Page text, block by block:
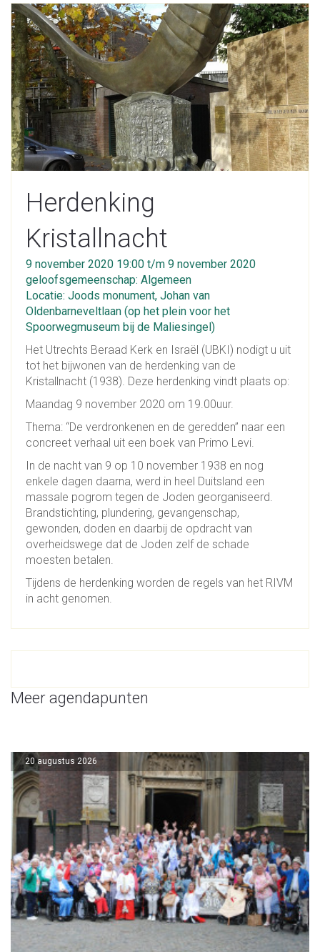
Herdenking
Kristallnacht
9 november 2020 19:00 t/m 9 november 2020
geloofsgemeenschap: Algemeen
Locatie: Joods monument, Johan van
Oldenbarneveltlaan (op het plein voor het
Spoorwegmuseum bij de Maliesingel)
Het Utrechts Beraad Kerk en Israël (UBKI) nodigt u uit
tot het bijwonen van de herdenking van de
Kristallnacht (1938). Deze herdenking vindt plaats op:
Maandag 9 november 2020 om 19.00uur.
Thema: “De verdronkenen en de geredden” naar een
concreet verhaal uit een boek van Primo Levi.
In de nacht van 9 op 10 november 1938 en nog
enkele dagen daarna, werd in heel Duitsland een
massale pogrom tegen de Joden georganiseerd.
Brandstichting, plundering, gevangenschap,
gewonden, doden en daarbij de opdracht van
overheidswege dat de Joden zelf de schade
moesten betalen.
Tijdens de herdenking worden de regels van het RIVM
in acht genomen.
Meer agendapunten
20 augustus 2026